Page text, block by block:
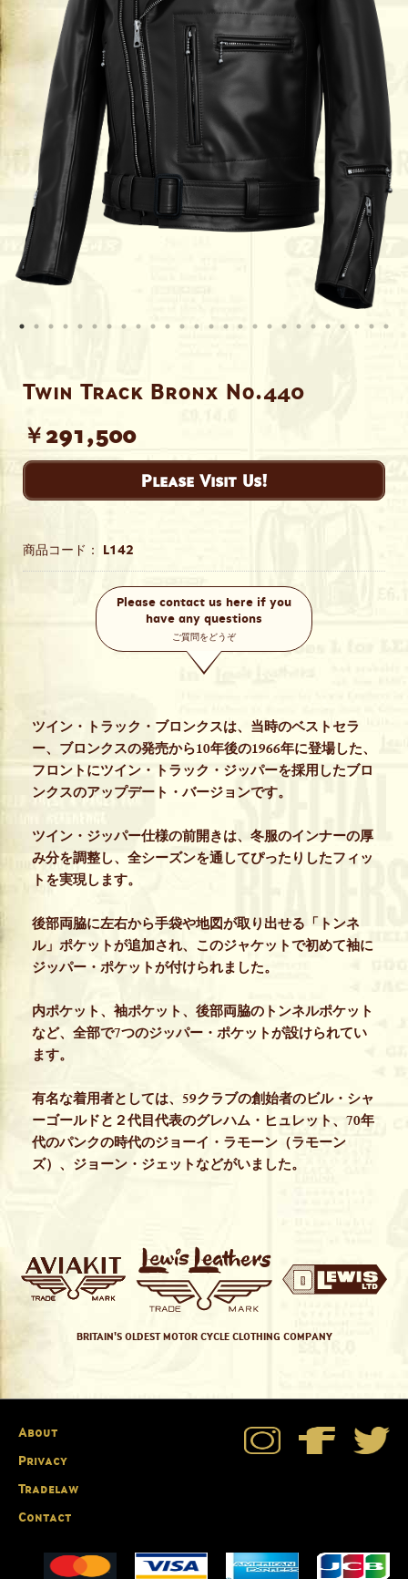
Twin Track Bronx No.440
￥291,500
Please Visit Us!
商品コード： L142
Please contact us here if you
have any questions
ご質問をどうぞ
ツイン・トラック・ブロンクスは、当時のベストセラ
ー、ブロンクスの発売から10年後の1966年に登場した、
フロントにツイン・トラック・ジッパーを採用したブロ
ンクスのアップデート・バージョンです。
ツイン・ジッパー仕様の前開きは、冬服のインナーの厚
み分を調整し、全シーズンを通してぴったりしたフィッ
トを実現します。
後部両脇に左右から手袋や地図が取り出せる「トンネ
ル」ポケットが追加され、このジャケットで初めて袖に
ジッパー・ポケットが付けられました。
内ポケット、袖ポケット、後部両脇のトンネルポケット
など、全部で7つのジッパー・ポケットが設けられてい
ます。
有名な着用者としては、59クラブの創始者のビル・シャ
ーゴールドと２代目代表のグレハム・ヒュレット、70年
代のパンクの時代のジョーイ・ラモーン（ラモーン
ズ）、ジョーン・ジェットなどがいました。
BRITAIN'S OLDEST MOTOR CYCLE CLOTHING COMPANY
About
Privacy
Tradelaw
Contact